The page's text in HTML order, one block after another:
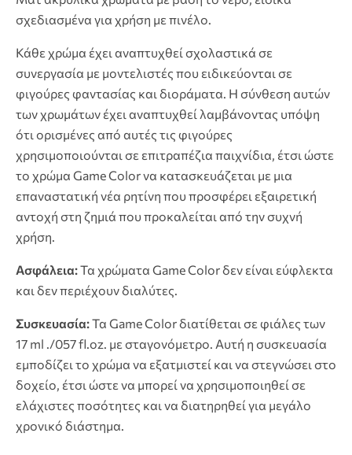
σχεδιασμένα για χρήση με πινέλο.
Κάθε χρώμα έχει αναπτυχθεί σχολαστικά σε
συνεργασία με μοντελιστές που ειδικεύονται σε
φιγούρες φαντασίας και διοράματα. Η σύνθεση αυτών
των χρωμάτων έχει αναπτυχθεί λαμβάνοντας υπόψη
ότι ορισμένες από αυτές τις φιγούρες
χρησιμοποιούνται σε επιτραπέζια παιχνίδια, έτσι ώστε
το χρώμα Game Color να κατασκευάζεται με μια
επαναστατική νέα ρητίνη που προσφέρει εξαιρετική
αντοχή στη ζημιά που προκαλείται από την συχνή
χρήση.
Ασφάλεια:Τα χρώματα Game Color δεν είναι εύφλεκτα
και δεν περιέχουν διαλύτες.
Συσκευασία:Τα Game Color διατίθεται σε φιάλες των
17 ml ./057 fl.oz. με σταγονόμετρο. Αυτή η συσκευασία
εμποδίζει το χρώμα να εξατμιστεί και να στεγνώσει στο
δοχείο, έτσι ώστε να μπορεί να χρησιμοποιηθεί σε
ελάχιστες ποσότητες και να διατηρηθεί για μεγάλο
χρονικό διάστημα.